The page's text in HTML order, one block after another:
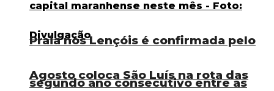
Agosto coloca São Luís na rota das
Praia nos Lençóis é confirmada pelo
segundo ano consecutivo entre as